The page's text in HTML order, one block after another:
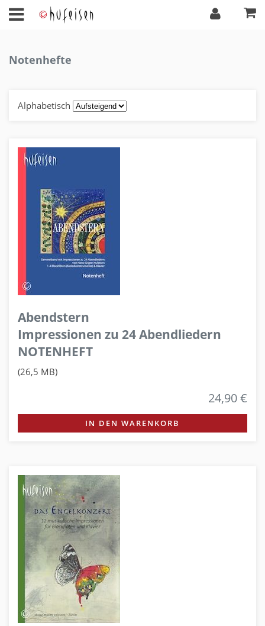
Notenhefte
Alphabetisch
Abendstern
Impressionen zu 24 Abendliedern
NOTENHEFT
(26,5 MB)
24,90 €
IN DEN WARENKORB